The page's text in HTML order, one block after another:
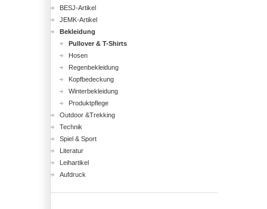
BESJ-Artikel
JEMK-Artikel
Bekleidung
Pullover & T-Shirts
Hosen
Regenbekleidung
Kopfbedeckung
Winterbekleidung
Produktpflege
Outdoor &Trekking
Technik
Spiel & Sport
Literatur
Leihartikel
Aufdruck